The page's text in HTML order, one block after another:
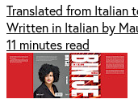
Translated from Italian
Written in Italian by
11 minutes read